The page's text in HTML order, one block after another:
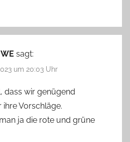
sagt:
um 20:03 Uhr
dass wir genügend
ihre Vorschläge.
ja die rote und grüne